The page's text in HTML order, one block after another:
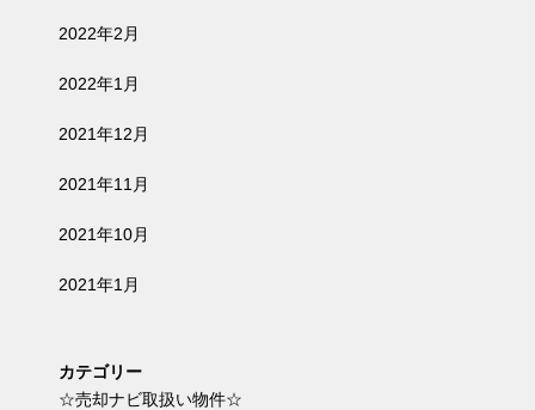
2022年2月
2022年1月
2021年12月
2021年11月
2021年10月
2021年1月
カテゴリー
☆売却ナビ取扱い物件☆